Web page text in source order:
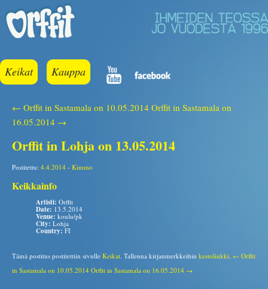
Keikat Kauppa
← Orffit in Sastamala on 10.05.2014 Orffit in Sastamala on
16.05.2014 →
Orffit in Lohja on 13.05.2014
Postitettu: 4.4.2014 - Kimmo
Keikkainfo
Artisti: Orffit
Date: 13.5.2014
Venue: koulu/pk
City: Lohja
Country: FI
Tämä postitus postitettiin sivulle Keikat . Tallenna kirjanmerkkeihin kestolinkki ← Orffit
in Sastamala on 10.05.2014 Orffit in Sastamala on 16.05.2014 →